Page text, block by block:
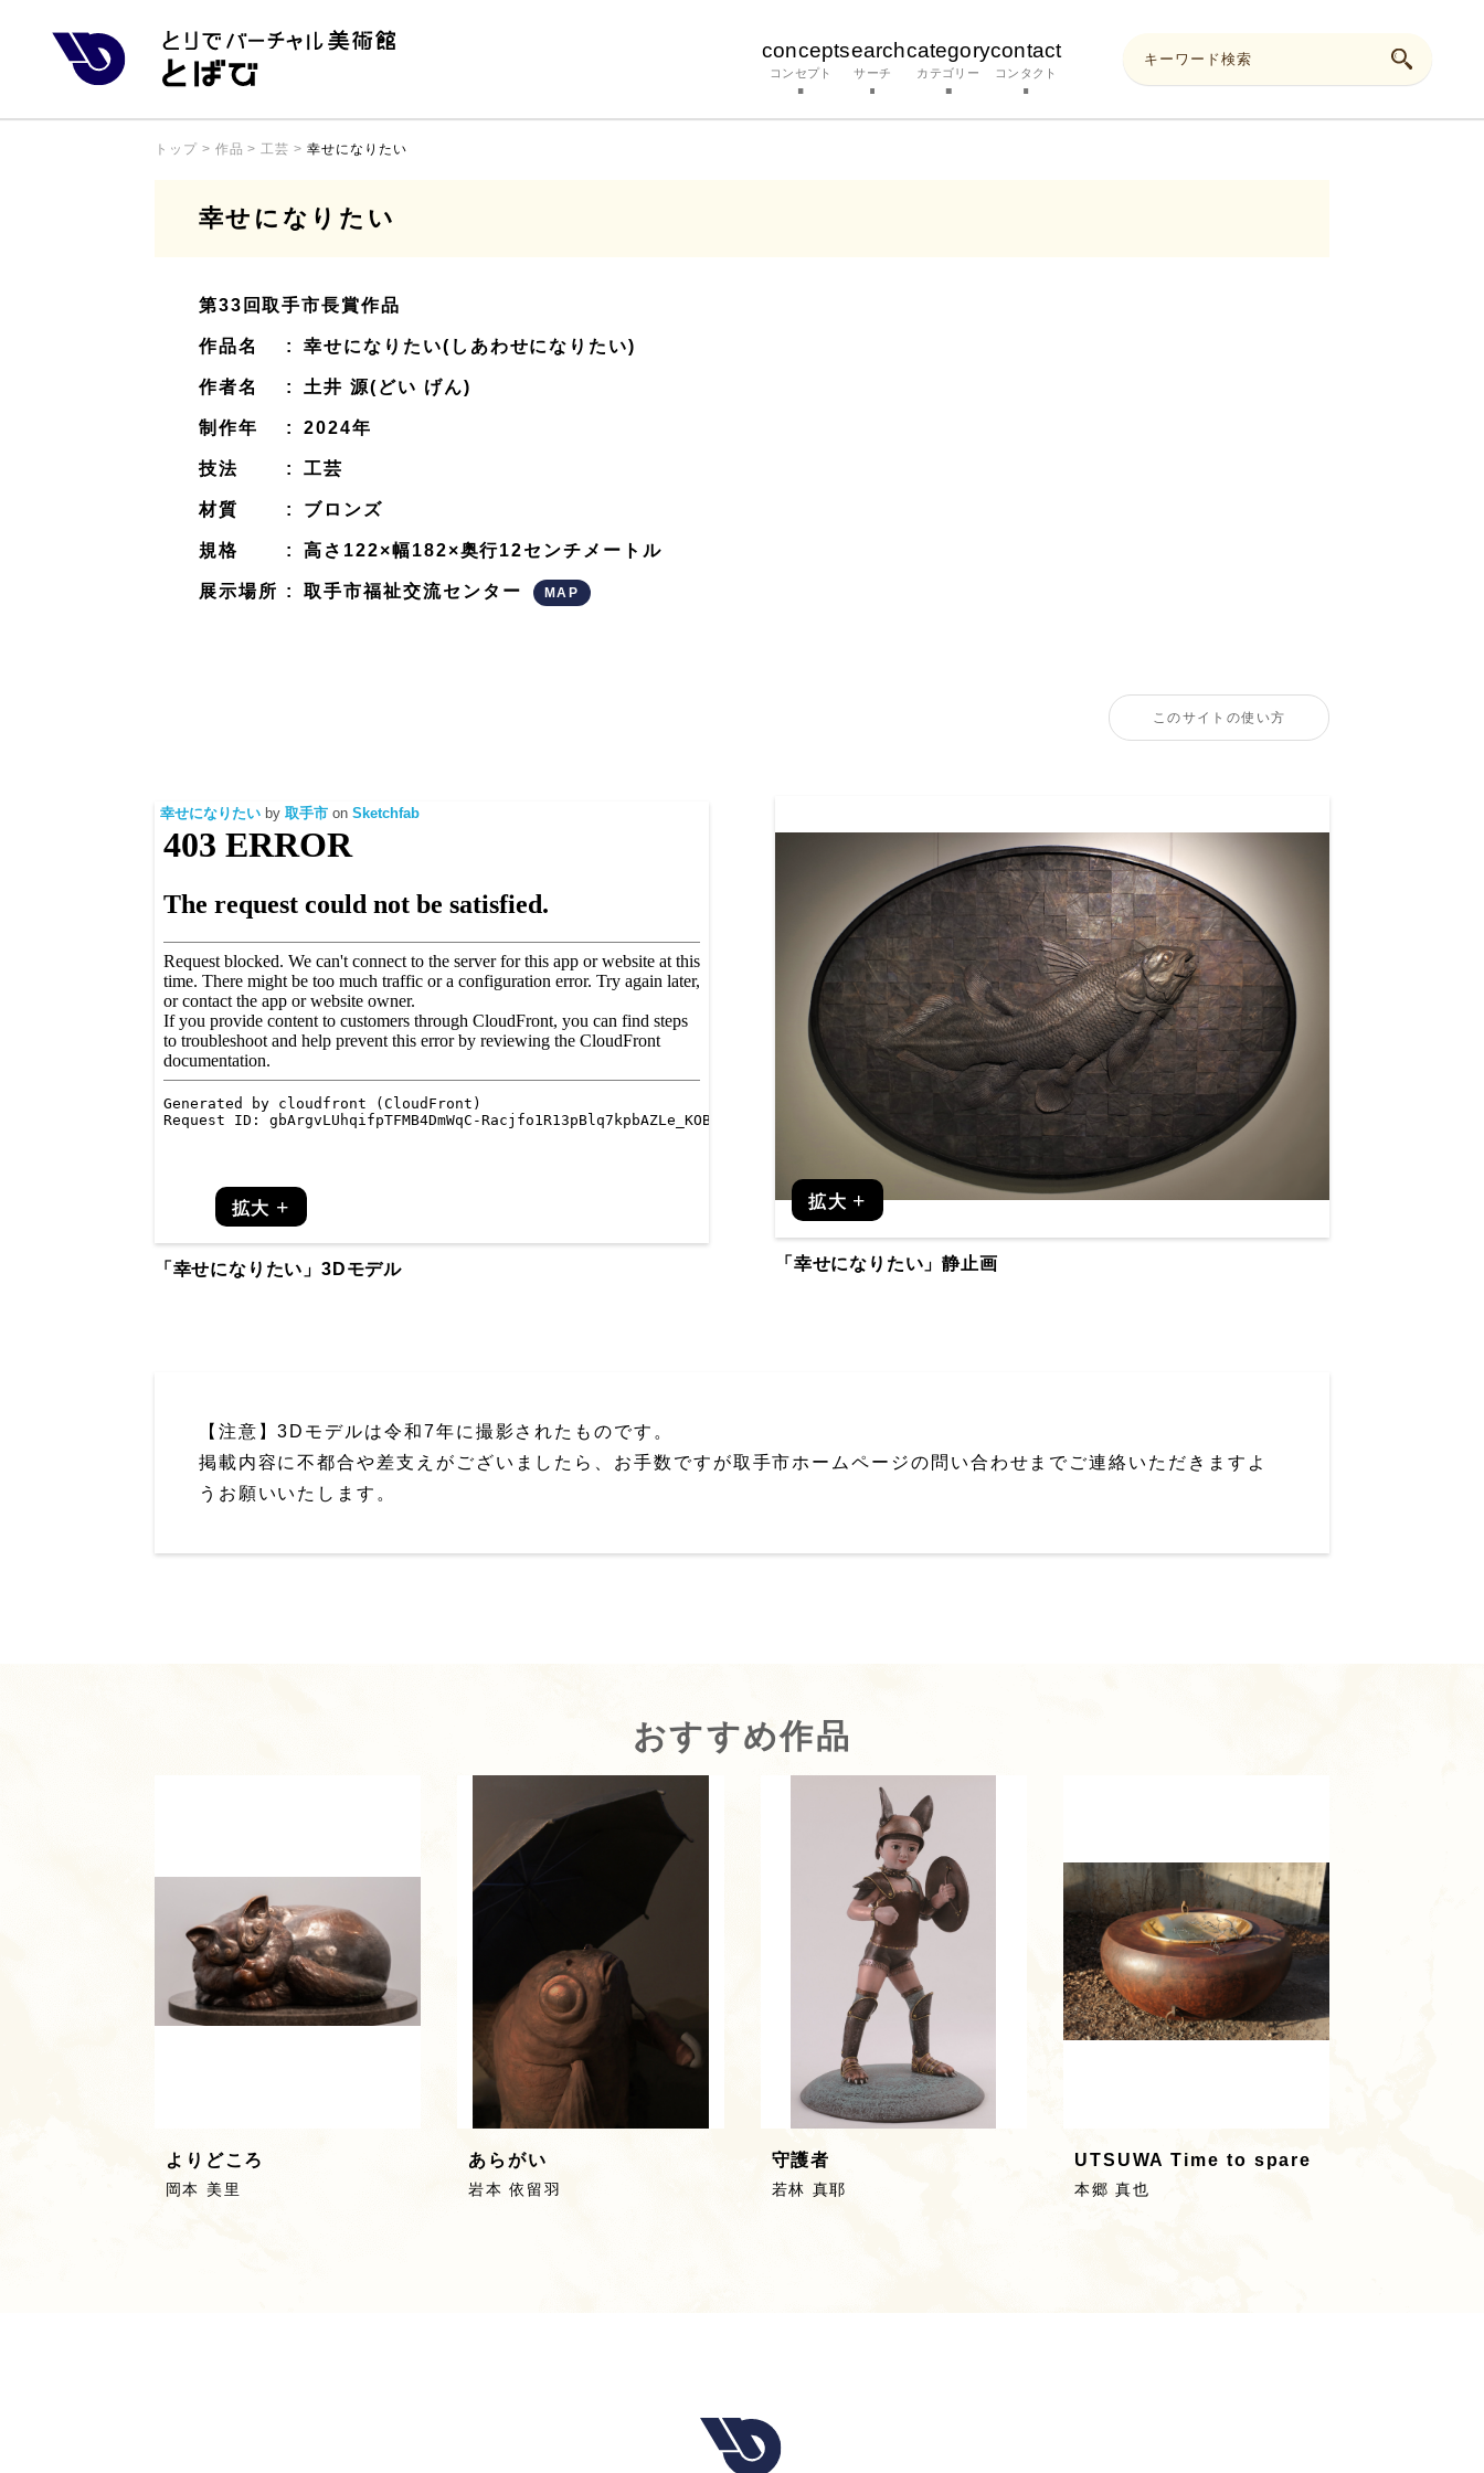
concept
コンセプト
search
サーチ
category
カテゴリー
contact
コンタクト
トップ > 作品 > 工芸 >幸せになりたい
幸せになりたい
第33回取手市長賞作品
作品名 : 幸せになりたい(しあわせになりたい)
作者名 : 土井 源(どい げん)
制作年 : 2024年
技法 : 工芸
材質 : ブロンズ
規格 : 高さ122×幅182×奥行12センチメートル
展示場所 : 取手市福祉交流センター MAP
このサイトの使い方
幸せになりたい by 取手市 on Sketchfab
拡大
「幸せになりたい」3Dモデル
拡大
「幸せになりたい」静止画
【注意】3Dモデルは令和7年に撮影されたものです。
掲載内容に不都合や差支えがございましたら、お手数ですが取手市ホームページの問い合わせまでご連絡いただきますよ
うお願いいたします。
おすすめ作品
よりどころ
岡本 美里
あらがい
岩本 依留羽
守護者
若林 真耶
UTSUWA Time to spare
本郷 真也